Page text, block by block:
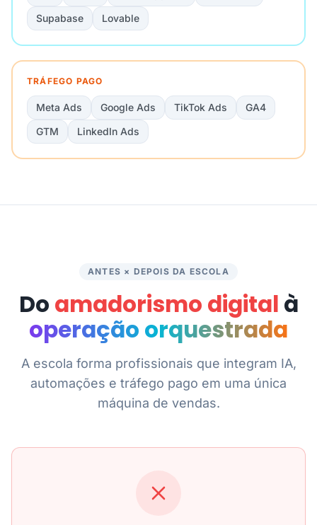
Supabase
Lovable
TRÁFEGO PAGO
Meta Ads Google Ads TikTok Ads
GA4
GTM
LinkedIn Ads
ANTES × DEPOIS DA ESCOLA
Do amadorismo digital à
operação orquestrada
A escola forma profissionais que integram IA,
automações e tráfego pago em uma única
máquina de vendas.